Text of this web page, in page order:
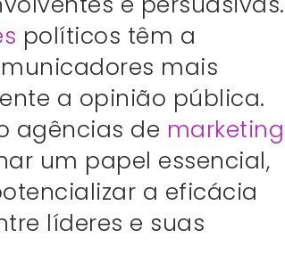
políticos têm a
mais
a opinião pública.
agências de marketing
um papel essencial,
a eficácia
líderes e suas